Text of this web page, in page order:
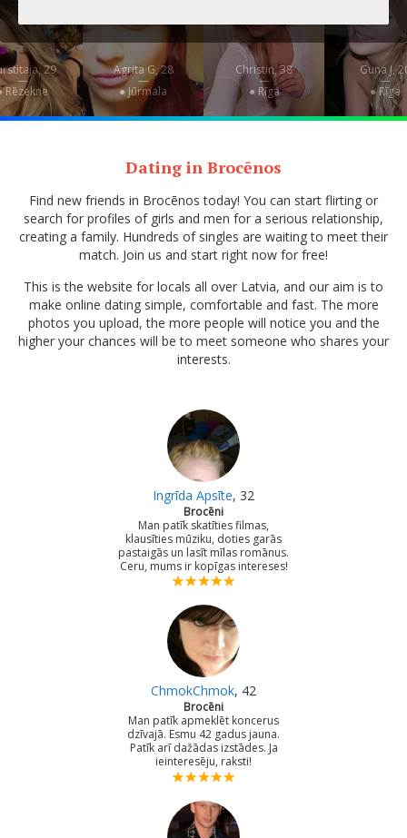
29
—
Rēzekne
Agrita G, 28
—
● Jūrmala
Christin, 38
—
● Rīga
Guna J,
—
● Rīga
Dating in Brocēnos
Find new friends in Brocēnos today! You can start flirting or
search for profiles of girls and men for a serious relationship,
creating a family. Hundreds of singles are waiting to meet their
match. Join us and start right now for free!
This is the website for locals all over Latvia, and our aim is to
make online dating simple, comfortable and fast. The more
photos you upload, the more people will notice you and the
higher your chances will be to meet someone who shares your
interests.
Ingrīda Apsīte, 32
Brocēni
Man patīk skatīties filmas,
klausīties mūziku, doties garās
pastaigās un lasīt mīlas romānus.
Ceru, mums ir kopīgas intereses!
ChmokChmok, 42
Brocēni
Man patīk apmeklēt koncerus
dzīvajā. Esmu 42 gadus jauna.
Patīk arī dažādas izstādes. Ja
ieinteresēju, raksti!